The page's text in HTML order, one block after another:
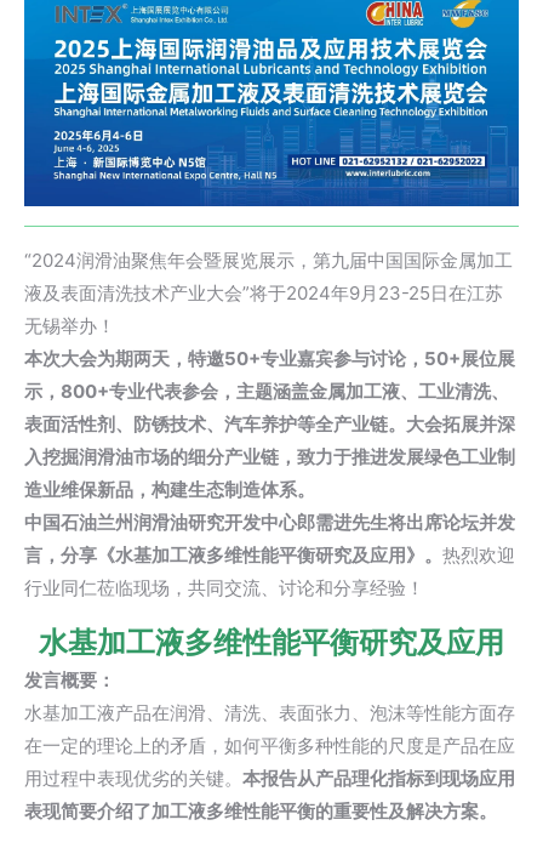
“2024润滑油聚焦年会暨展览展示，第九届中国国际金属加工
液及表面清洗技术产业大会”将于2024年9月23-25日在江苏
无锡举办！
本次大会为期两天，特邀50+专业嘉宾参与讨论，50+展位展
示，800+专业代表参会，主题涵盖金属加工液、工业清洗、
表面活性剂、防锈技术、汽车养护等全产业链。大会拓展并深
入挖掘润滑油市场的细分产业链，致力于推进发展绿色工业制
造业维保新品，构建生态制造体系。
中国石油兰州润滑油研究开发中心郎需进先生将出席论坛并发
言，分享《水基加工液多维性能平衡研究及应用》。 热烈欢迎
行业同仁莅临现场，共同交流、讨论和分享经验！
水基加工液多维性能平衡研究及应用
发言概要：
水基加工液产品在润滑、清洗、 表面张力
、泡沫等性能方面存
在一定的理论上的矛盾，如何平衡多种性能的尺度是产品在应
用过程中表现优劣的关键。 本报告从产品理化指标到现场应用
表现简要介绍了加工液多维性能平衡的重要性及解决方案。